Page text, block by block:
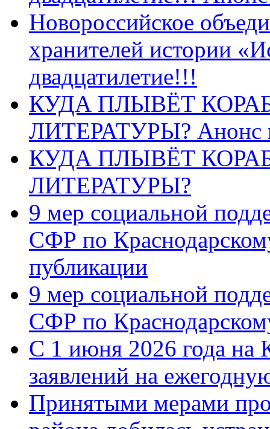
Новороссийское
хранителей истории
двадцатилетие!!!
КУДА ПЛЫВЁТ
ЛИТЕРАТУРЫ? Анонс
КУДА ПЛЫВЁТ
ЛИТЕРАТУРЫ?
9 мер социальной
СФР по
публикации
9 мер социальной
СФР по
С 1 июня 2026 года на
заявлений на
Принятыми мерами